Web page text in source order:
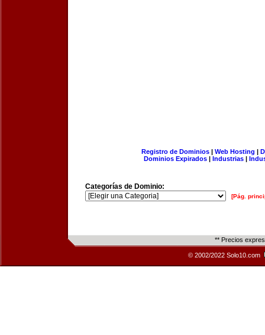
Registro de Dominios| Web Hosting |
Dominios Expirados | Industrias |
Categorías de Dominio:
[Pág.
** Precios
© 2002/2022 Solo10.com